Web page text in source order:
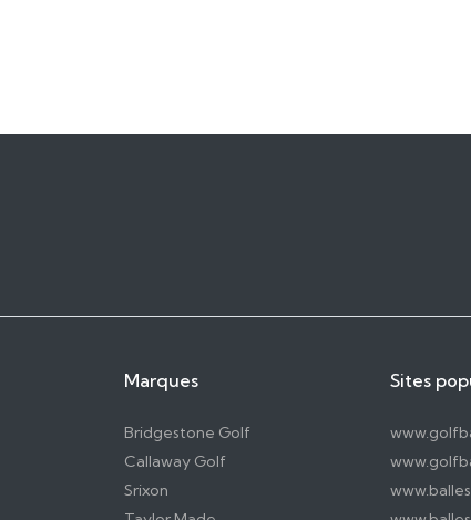
Marques
Bridgestone Golf
Callaway Golf
Srixon
Sites